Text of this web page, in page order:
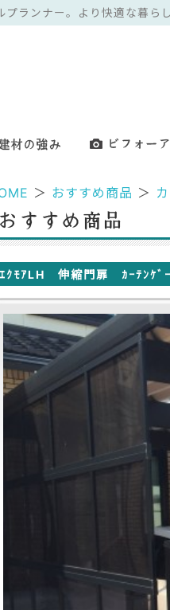
ランナー。より快適な暮ら
＞ おすすめ商品 ＞
ｴｸﾓｱLH 伸縮門扉 ｶｰﾃﾝｹﾞｰ